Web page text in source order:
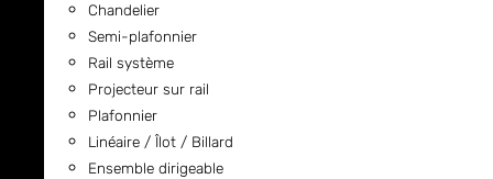
Chandelier
Semi-plafonnier
Rail système
Projecteur sur rail
Plafonnier
Linéaire / Îlot / Billard
Ensemble dirigeable